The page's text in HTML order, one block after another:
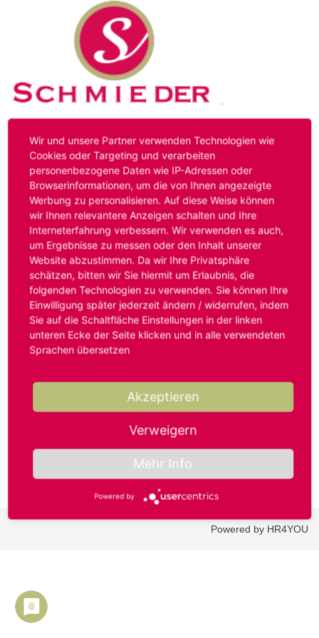
Kontakt Impressum Datenschutz
Hinweis:Das von ihnen aufgerufene Stellenangebot ist
bereits ausgelaufen. Alternative Stellenanzeigen finden
Sie unter:
www.schmieder-personal.de/stellenangebote
Oder Sie bewerben sich
initiativund wir suchen für Sie
passende Stellenangebote.
Anmelden
Benutzername oder E-Mail-Adresse*
Passwort*
Powered by HR4YOU
Wir und unsere Partner verwenden Technologien wie
Cookies oder Targeting und verarbeiten
personenbezogene Daten wie IP-Adressen oder
Browserinformationen, um die von Ihnen angezeigte
Werbung zu personalisieren. Auf diese Weise können
wir Ihnen relevantere Anzeigen schalten und Ihre
Interneterfahrung verbessern. Wir verwenden es auch,
um Ergebnisse zu messen oder den Inhalt unserer
Website abzustimmen. Da wir Ihre Privatsphäre
schätzen, bitten wir Sie hiermit um Erlaubnis, die
folgenden Technologien zu verwenden. Sie können Ihre
Einwilligung später jederzeit ändern / widerrufen, indem
Sie auf die Schaltfläche Einstellungen in der linken
unteren Ecke der Seite klicken und in alle verwendeten
Sprachen übersetzen
Akzeptieren
Verweigern
Mehr Info
Powered by